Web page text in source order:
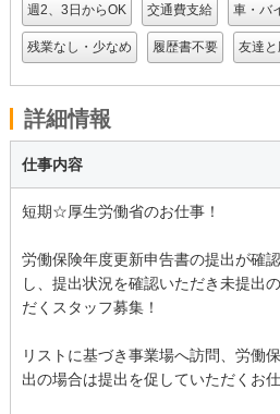
週2、3日からOK 交通費支給 車・バ
残業なし・少なめ 履歴書不要 友達
詳細情報
仕事内容
短期☆厚生労働省のお仕事！
労働保険年度更新申告書の提出が確
し、提出状況を確認いただき未提出
だくスタッフ募集！
リストに基づき事業場へ訪問、労働
出の場合は提出を促していただくお仕